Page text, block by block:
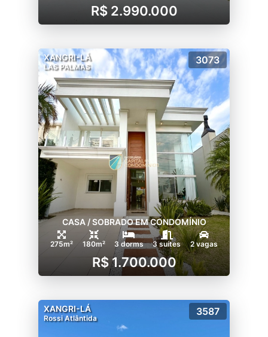
R$ 2.990.000
XANGRI-LÁ
LAS PALMAS
3073
CASA / SOBRADO EM CONDOMÍNIO
275m² 180m² 3 dorms 3 suítes 2 vagas
R$ 1.700.000
XANGRI-LÁ
Rossi Atlântida
3587